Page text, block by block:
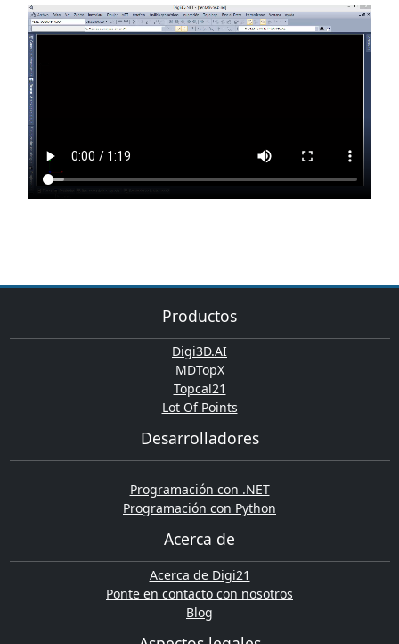
Productos
Digi3D.AI
MDTopX
Topcal21
Lot Of Points
Desarrolladores
Programación con .NET
Programación con Python
Acerca de
Acerca de Digi21
Ponte en contacto con nosotros
Blog